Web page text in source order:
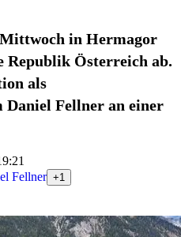
in Hermagor
Republik Österreich ab.
als
Daniel Fellner an einer
Fellner +1